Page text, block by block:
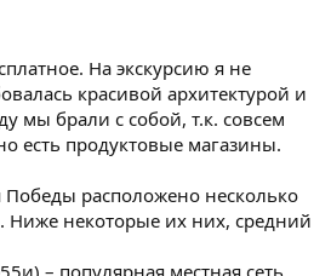
На экскурсию я не
красивой архитектурой и
мы брали с собой, т.к. совсем
есть продуктовые магазины.
Победы расположено несколько
Ниже некоторые их них, средний
– популярная местная сеть